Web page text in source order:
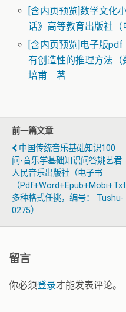
[含内页预览]数学文化
话》高等教育出版社（
[含内页预览]电子版
有创造性的推理方法
培甫 著
前一篇文章
中国传统音乐基础知识100
问-音乐学基础知识问答姚艺君
人民音乐出版社（电子书
（
多种格式任挑，编号： Tushu-
0275）
留言
你必须登录才能发表评论。